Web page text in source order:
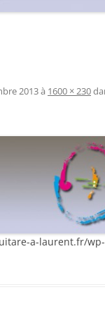
2013à 1600 × 230
a-laurent.fr/